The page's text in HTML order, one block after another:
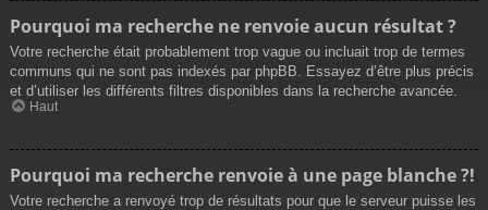
Pourquoi ma recherche ne renvoie aucun résultat ?
Votre recherche était probablement trop vague ou incluait trop de termes
communs qui ne sont pas indexés par phpBB. Essayez d’être plus précis
et d’utiliser les différents filtres disponibles dans la recherche avancée.
Haut
Pourquoi ma recherche renvoie à une page blanche ?!
Votre recherche a renvoyé trop de résultats pour que le serveur puisse les